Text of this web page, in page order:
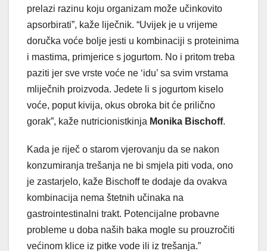
prelazi razinu koju organizam može učinkovito
apsorbirati”, kaže liječnik. “Uvijek je u vrijeme
doručka voće bolje jesti u kombinaciji s proteinima
i mastima, primjerice s jogurtom. No i pritom treba
paziti jer sve vrste voće ne ‘idu’ sa svim vrstama
mliječnih proizvoda. Jedete li s jogurtom kiselo
voće, poput kivija, okus obroka bit će prilično
gorak”, kaže nutricionistkinja Monika Bischoff.
Kada je riječ o starom vjerovanju da se nakon
konzumiranja trešanja ne bi smjela piti voda, ono
je zastarjelo, kaže Bischoff te dodaje da ovakva
kombinacija nema štetnih učinaka na
gastrointestinalni trakt. Potencijalne probavne
probleme u doba naših baka mogle su prouzročiti
većinom klice iz pitke vode ili iz trešanja.”